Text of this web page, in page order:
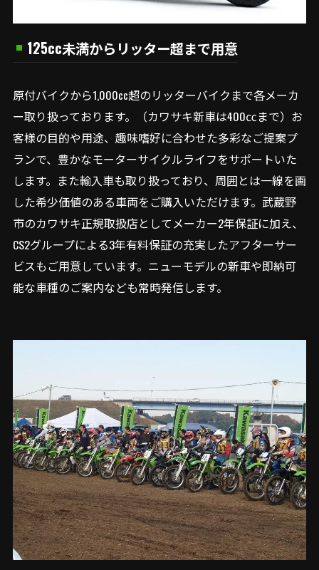
125cc未満からリッター超まで用意
原付バイクから1,000cc超のリッターバイクまで各メーカ
ー取り扱っております。（カワサキ新車は400㏄まで）お
客様の目的や用途、趣味嗜好に合わせた多彩なご提案プ
ランで、豊かなモーターサイクルライフをサポートいた
します。また輸入車も取り扱っており、周囲とは一線を画
した希少価値のある車両をご購入いただけます。武蔵野
市のカワサキ正規取扱店としてメーカー2年保証に加え、
CS2グループによる3年有料保証の充実したアフターサー
ビスもご用意しています。ニューモデルの新車や即納可
能な車種のご案内なども常時発信します。